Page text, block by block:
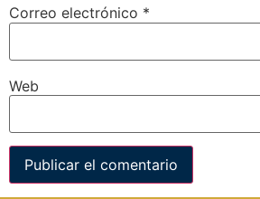
Correo electrónico *
Web